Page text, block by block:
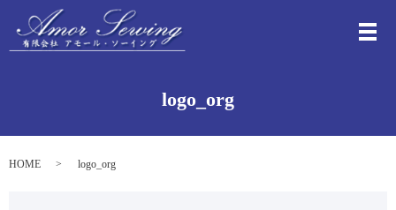
メ
logo_org
HOME logo_org